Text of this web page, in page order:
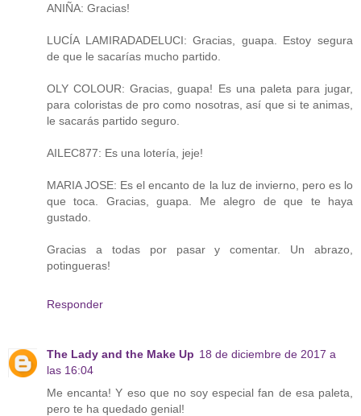
ANIÑA: Gracias!
LUCÍA LAMIRADADELUCI: Gracias, guapa. Estoy segura
de que le sacarías mucho partido.
OLY COLOUR: Gracias, guapa! Es una paleta para jugar,
para coloristas de pro como nosotras, así que si te animas,
le sacarás partido seguro.
AILEC877: Es una lotería, jeje!
MARIA JOSE: Es el encanto de la luz de invierno, pero es lo
que toca. Gracias, guapa. Me alegro de que te haya
gustado.
Gracias a todas por pasar y comentar. Un abrazo,
potingueras!
Responder
The Lady and the Make Up 18 de diciembre de 2017 a
las 16:04
Me encanta! Y eso que no soy especial fan de esa paleta,
pero te ha quedado genial!